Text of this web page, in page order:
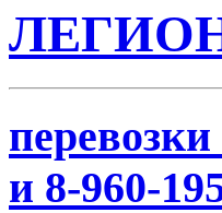
и 8-960-